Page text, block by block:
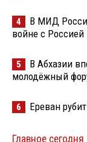
4
В МИД
войне с Россией
5
В Абхазии
молодёжный
6 Ереван
Главное сегодня